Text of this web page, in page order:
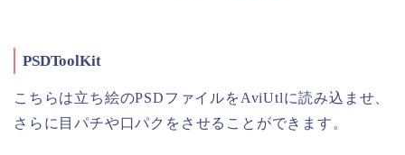
PSDToolKit
こちらは立ち絵のPSDファイルをAviUtlに読み込ませ、
さらに目パチや口パクをさせることができます。